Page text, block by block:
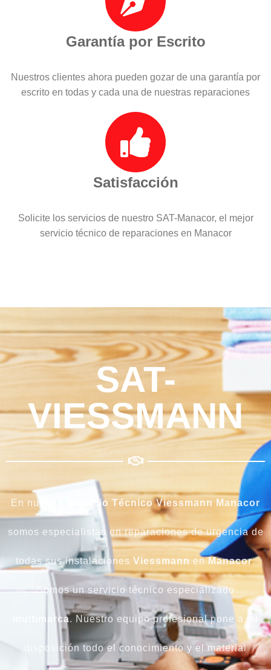
Garantía por Escrito
Nuestros clientes ahora pueden gozar de una garantía por
escrito en todas y cada una de nuestras reparaciones
Satisfacción
Solicite los servicios de nuestro SAT-Manacor, el mejor
servicio técnico de reparaciones en Manacor
SAT-
VIESSMANN
En nuestro Servicio Técnico Viessmann Manacor
somos especialistas en reparaciones de urgencia de
todas sus instalaciones Viessmann en Manacor.
Somos un servicio técnico especializado
multimarca. Nuestro equipo profesional pone a su
disposición todo el conocimiento y el material